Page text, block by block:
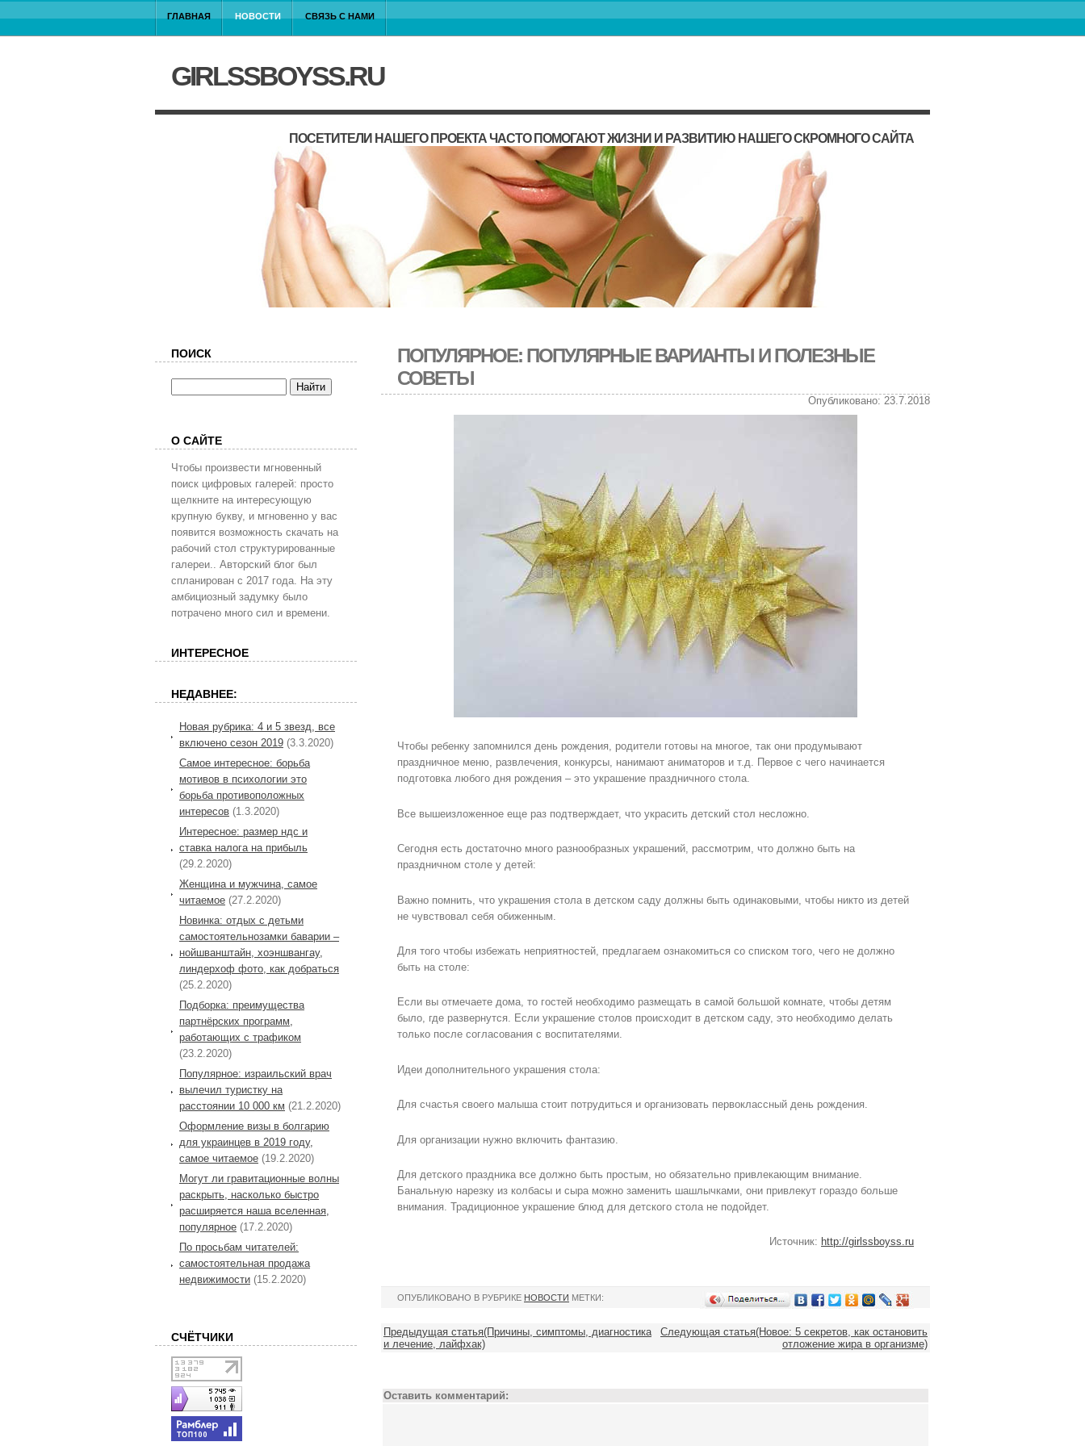
ГЛАВНАЯ НОВОСТИ СВЯЗЬ С НАМИ
GIRLSSBOYSS.RU
ПОСЕТИТЕЛИ НАШЕГО ПРОЕКТА ЧАСТО ПОМОГАЮТ ЖИЗНИ И РАЗВИТИЮ НАШЕГО СКРОМНОГО САЙТА
ПОПУЛЯРНОЕ: ПОПУЛЯРНЫЕ ВАРИАНТЫ И ПОЛЕЗНЫЕ
СОВЕТЫ
Опубликовано: 23.7.2018
Чтобы ребенку запомнился день рождения, родители готовы на многое, так они продумывают
праздничное меню, развлечения, конкурсы, нанимают аниматоров и т.д. Первое с чего начинается
подготовка любого дня рождения – это украшение праздничного стола.
Все вышеизложенное еще раз подтверждает, что украсить детский стол несложно.
Сегодня есть достаточно много разнообразных украшений, рассмотрим, что должно быть на
праздничном столе у детей:
Важно помнить, что украшения стола в детском саду должны быть одинаковыми, чтобы никто из детей
не чувствовал себя обиженным.
Для того чтобы избежать неприятностей, предлагаем ознакомиться со списком того, чего не должно
быть на столе:
Если вы отмечаете дома, то гостей необходимо размещать в самой большой комнате, чтобы детям
было, где развернутся. Если украшение столов происходит в детском саду, это необходимо делать
только после согласования с воспитателями.
Идеи дополнительного украшения стола:
Для счастья своего малыша стоит потрудиться и организовать первоклассный день рождения.
Для организации нужно включить фантазию.
Для детского праздника все должно быть простым, но обязательно привлекающим внимание.
Банальную нарезку из колбасы и сыра можно заменить шашлычками, они привлекут гораздо больше
внимания. Традиционное украшение блюд для детского стола не подойдет.
Источник: http://girlssboyss.ru
ОПУБЛИКОВАНО В РУБРИКЕ НОВОСТИ МЕТКИ:
Предыдущая статья(Причины, симптомы, диагностика
и лечение, лайфхак)
Следующая статья(Новое: 5 секретов, как остановить
отложение жира в организме)
Оставить комментарий:
ПОИСК
О САЙТЕ
Чтобы произвести мгновенный
поиск цифровых галерей: просто
щелкните на интересующую
крупную букву, и мгновенно у вас
появится возможность скачать на
рабочий стол структурированные
галереи.. Авторский блог был
спланирован с 2017 года. На эту
амбициозный задумку было
потрачено много сил и времени.
ИНТЕРЕСНОЕ
НЕДАВНЕЕ:
Новая рубрика: 4 и 5 звезд, все
включено сезон 2019 (3.3.2020)
Самое интересное: борьба
мотивов в психологии это
борьба противоположных
интересов (1.3.2020)
Интересное: размер ндс и
ставка налога на прибыль
(29.2.2020)
Женщина и мужчина, самое
читаемое (27.2.2020)
Новинка: отдых с детьми
самостоятельнозамки баварии –
нойшванштайн, хоэншвангау,
линдерхоф фото, как добраться
(25.2.2020)
Подборка: преимущества
партнёрских программ,
работающих с трафиком
(23.2.2020)
Популярное: израильский врач
вылечил туристку на
расстоянии 10 000 км (21.2.2020)
Оформление визы в болгарию
для украинцев в 2019 году,
самое читаемое (19.2.2020)
Могут ли гравитационные волны
раскрыть, насколько быстро
расширяется наша вселенная,
популярное (17.2.2020)
По просьбам читателей:
самостоятельная продажа
недвижимости (15.2.2020)
СЧЁТЧИКИ